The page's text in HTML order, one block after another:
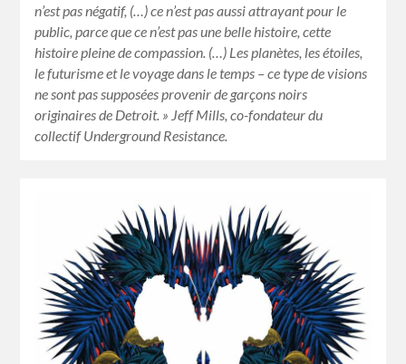
n’est pas négatif, (…) ce n’est pas aussi attrayant pour le
public, parce que ce n’est pas une belle histoire, cette
histoire pleine de compassion. (…) Les planètes, les étoiles,
le futurisme et le voyage dans le temps – ce type de visions
ne sont pas supposées provenir de garçons noirs
originaires de Detroit. » Jeff Mills, co-fondateur du
collectif Underground Resistance.